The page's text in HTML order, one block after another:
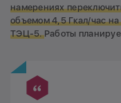
намерениях
объемом 4,5 Гкал/час
ТЭЦ-5.Работы